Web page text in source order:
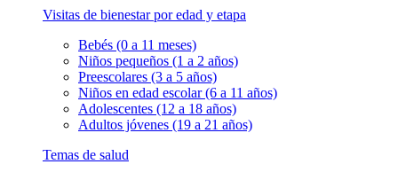
Visitas de bienestar por edad y etapa
Bebés (0 a 11 meses)
Niños pequeños (1 a 2 años)
Preescolares (3 a 5 años)
Niños en edad escolar (6 a 11 años)
Adolescentes (12 a 18 años)
Adultos jóvenes (19 a 21 años)
Temas de salud